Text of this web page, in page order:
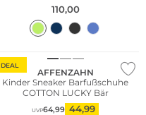
110,00
DEAL
Nachhaltig
AFFENZAHN
Kinder Sneaker Barfußschuhe
COTTON LUCKY Bär
UVP64,99 44,99